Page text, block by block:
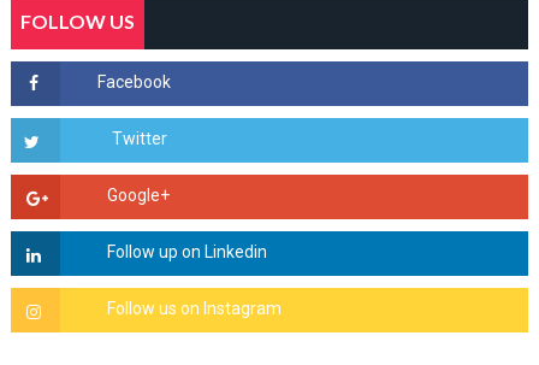
FOLLOW US